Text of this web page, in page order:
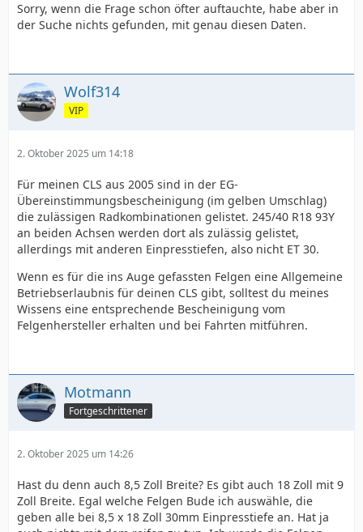
Sorry, wenn die Frage schon öfter auftauchte, habe aber in
der Suche nichts gefunden, mit genau diesen Daten.
Wolf314
VIP
2. Oktober 2025 um 14:18
Für meinen CLS aus 2005 sind in der EG-
Übereinstimmungsbescheinigung (im gelben Umschlag)
die zulässigen Radkombinationen gelistet. 245/40 R18 93Y
an beiden Achsen werden dort als zulässig gelistet,
allerdings mit anderen Einpresstiefen, also nicht ET 30.
Wenn es für die ins Auge gefassten Felgen eine Allgemeine
Betriebserlaubnis für deinen CLS gibt, solltest du meines
Wissens eine entsprechende Bescheinigung vom
Felgenhersteller erhalten und bei Fahrten mitführen.
Motmann
Fortgeschrittener
2. Oktober 2025 um 14:26
Hast du denn auch 8,5 Zoll Breite? Es gibt auch 18 Zoll mit 9
Zoll Breite. Egal welche Felgen Bude ich auswähle, die
geben alle bei 8,5 x 18 Zoll 30mm Einpresstiefe an. Hat ja